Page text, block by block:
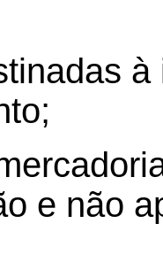
e não